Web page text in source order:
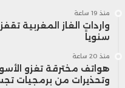
منذ 19 ساعة
سنوياً
منذ 20 ساعة
هواتف مخترقة تغزو
وتحذيرات من برمجيات